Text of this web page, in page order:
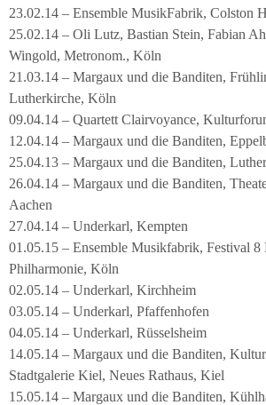
23.02.14 – Ensemble MusikFabrik, Colston
25.02.14 – Oli Lutz, Bastian Stein, Fabian
Wingold, Metronom., Köln
21.03.14 – Margaux und die Banditen,
Lutherkirche, Köln
09.04.14 – Quartett Clairvoyance,
12.04.14 – Margaux und die Banditen,
25.04.13 – Margaux und die Banditen,
26.04.14 – Margaux und die Banditen,
Aachen
27.04.14 – Underkarl, Kempten
01.05.15 – Ensemble Musikfabrik, Festival 8
Philharmonie, Köln
02.05.14 – Underkarl, Kirchheim
03.05.14 – Underkarl, Pfaffenhofen
04.05.14 – Underkarl, Rüsselsheim
14.05.14 – Margaux und die Banditen,
Stadtgalerie Kiel, Neues Rathaus, Kiel
15.05.14 – Margaux und die Banditen,